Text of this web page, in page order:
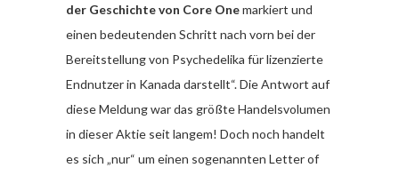
der Geschichte von Core Onemarkiert und
einen bedeutenden Schritt nach vorn bei der
Bereitstellung von Psychedelika für lizenzierte
Endnutzer in Kanada darstellt“. Die Antwort auf
diese Meldung war das größte Handelsvolumen
in dieser Aktie seit langem! Doch noch handelt
es sich „nur“ um einen sogenannten Letter of